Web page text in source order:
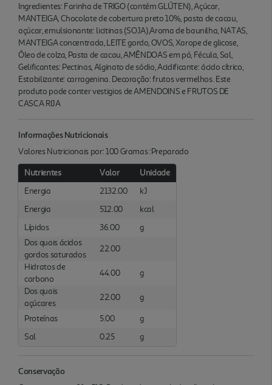
Ingredientes: Farinha de TRIGO (contém GLÚTEN), Açúcar,
MANTEIGA, Chocolate de cobertura preto 10%, pasta de cacau,
açúcar, emulsionante: licitinas (SOJA),Aroma de baunilha, NATAS,
MANTEIGA concentrada, LEITE gordo, OVOS, Xarope de glicose,
Óleo de colza, Pasta de cacau, AMÊNDOAS em pó, Fécula, Sal,
Gelificantes: Pectinas, Alginato de sódio, Acidificante: ácido cítrico,
Estabilizante: carragenina. Decoração: frutos vermelhos. Este
produto pode conter vestigios de AMENDOINS e FRUTOS DE
CASCA RIJA
Informações Nutricionais
Valores Nutricionais por: 100 Gramas :Preparado
Nutrientes Valor
Unidade
Energia
2132.00
kJ
Energia
512.00
kcal
Lípidos
36.00
g
Dos quais ácidos
gordos saturados
22.00
Hidratos de
carbono
44.00
g
Dos quais
açúcares
22.00 g
Proteínas 5.00
g
Sal
0.25 g
Conservação